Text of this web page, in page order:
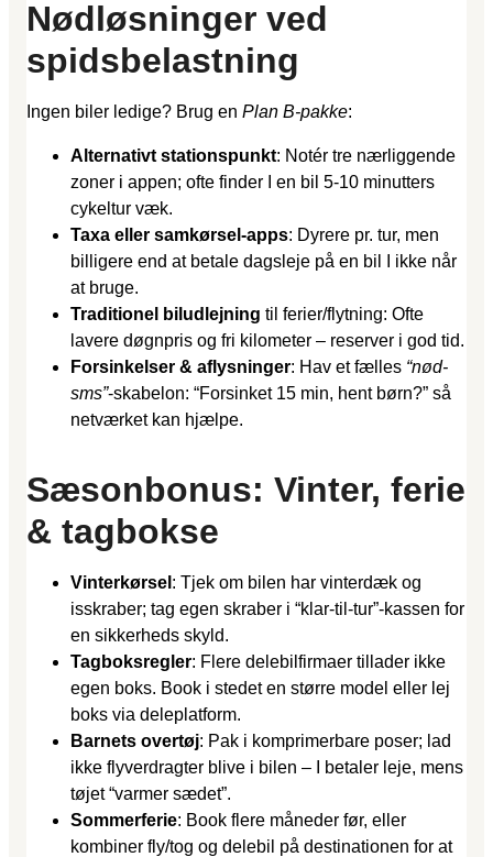
Nødløsninger ved
spidsbelastning
Ingen biler ledige? Brug en Plan B-pakke:
Alternativt stationspunkt: Notér tre nærliggende
zoner i appen; ofte finder I en bil 5-10 minutters
cykeltur væk.
Taxa eller samkørsel-apps: Dyrere pr. tur, men
billigere end at betale dagsleje på en bil I ikke når
at bruge.
Traditionel biludlejning til ferier/flytning: Ofte
lavere døgnpris og fri kilometer – reserver i god tid.
Forsinkelser & aflysninger: Hav et fælles “nød-
sms”-skabelon: “Forsinket 15 min, hent børn?” så
netværket kan hjælpe.
Sæsonbonus: Vinter, ferie
& tagbokse
Vinterkørsel : Tjek om bilen har vinterdæk og
isskraber; tag egen skraber i “klar-til-tur”-kassen for
en sikkerheds skyld.
Tagboksregler: Flere delebilfirmaer tillader ikke
egen boks. Book i stedet en større model eller lej
boks via deleplatform.
Barnets overtøj: Pak i komprimerbare poser; lad
ikke flyverdragter blive i bilen – I betaler leje, mens
tøjet “varmer sædet”.
Sommerferie: Book flere måneder før, eller
kombiner fly/tog og delebil på destinationen for at